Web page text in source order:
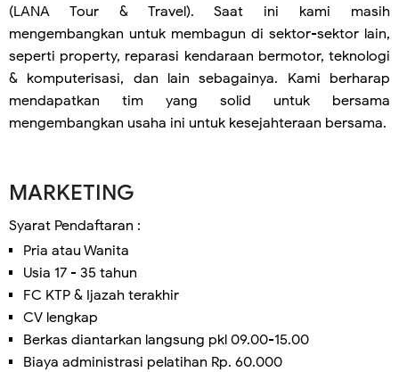
(LANA Tour & Travel). Saat ini kami masih
mengembangkan untuk membagun di sektor-sektor lain,
seperti property, reparasi kendaraan bermotor, teknologi
& komputerisasi, dan lain sebagainya. Kami berharap
mendapatkan tim yang solid untuk bersama
mengembangkan usaha ini untuk kesejahteraan bersama.
MARKETING
Syarat Pendaftaran :
Pria atau Wanita
Usia 17 - 35 tahun
FC KTP & Ijazah terakhir
CV lengkap
Berkas diantarkan langsung pkl 09.00-15.00
Biaya administrasi pelatihan Rp. 60.000